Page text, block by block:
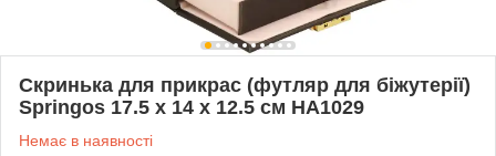
Скринька для прикрас (футляр для біжутерії)
Springos 17.5 x 14 x 12.5 см HA1029
Немає в наявності